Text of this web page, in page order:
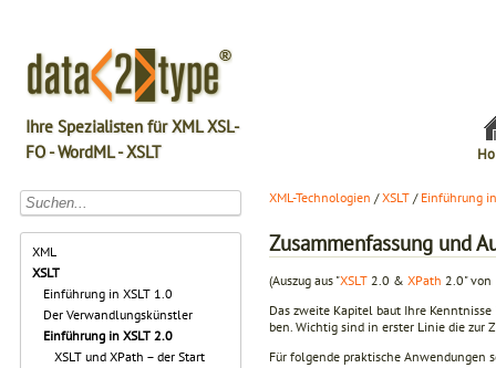
Ihre Spezialisten für XML XSL-
FO - WordML - XSLT
XML
XSLT
Einführung in XSLT 1.0
Der Verwandlungskünstler
Einführung in XSLT 2.0
XSLT und XPath – der Start
XML-Technologien /XSLT / Einführung
Zusammenfassung und
(Auszug aus "XSLT 2.0 & XPath 2.0" von
Das zweite Kapitel baut Ihre
ben. Wichtig sind in erster Linie die zur
Für folgende praktische Anwendungen